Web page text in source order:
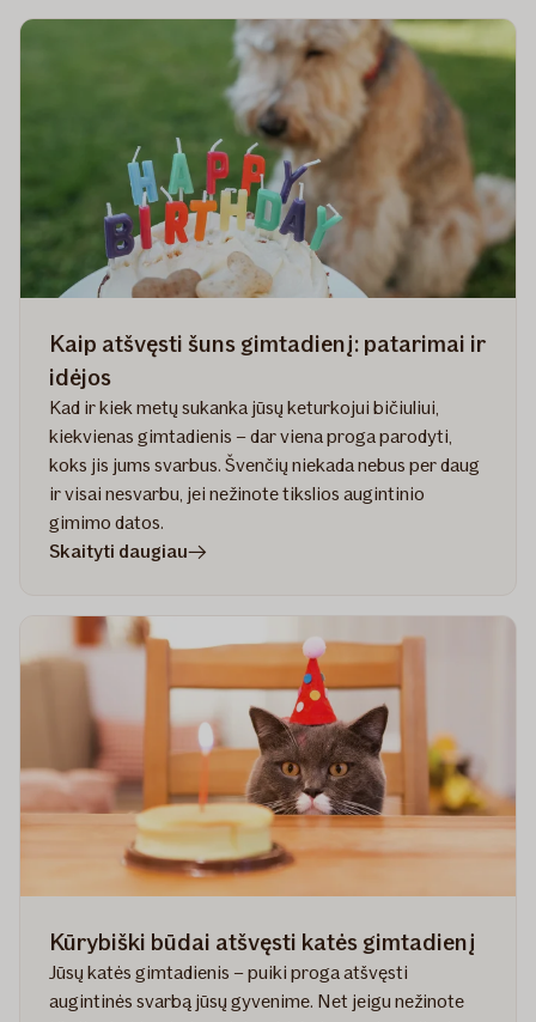
šuniuką,
būtų
laimingas
šuo,
ir
šeimininkas
Kaip atšvęsti šuns gimtadienį: patarimai ir
idėjos
Kad ir kiek metų sukanka jūsų keturkojui bičiuliui,
kiekvienas gimtadienis – dar viena proga parodyti,
koks jis jums svarbus. Švenčių niekada nebus per daug
ir visai nesvarbu, jei nežinote tikslios augintinio
gimimo datos.
Skaityti daugiaustraipsnyje
gimtadienį:
patarimai
ir
idėjos
Kūrybiški būdai atšvęsti katės gimtadienį
Jūsų katės gimtadienis – puiki proga atšvęsti
augintinės svarbą jūsų gyvenime. Net jeigu nežinote